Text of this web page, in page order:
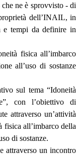
ne è sprovvisto - di
dell’INAIL, in
e tempi da definire in
fisica all’imbarco
all’uso di sostanze
sul tema “Idoneità
con l’obiettivo di
attraverso un’attività
fisica all’imbarco della
di sostanze.
attraverso un incontro